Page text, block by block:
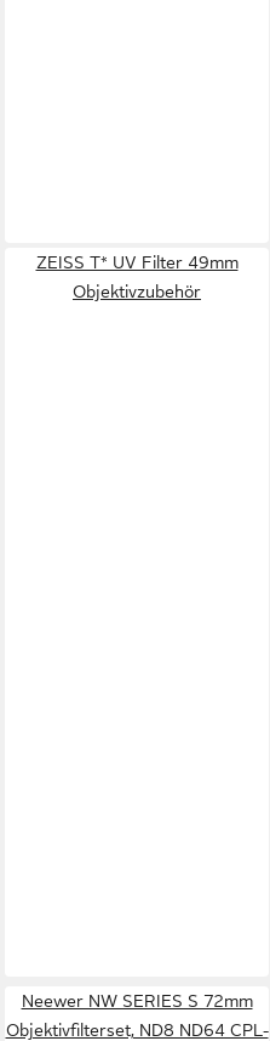
ZEISS T* UV Filter 49mm
Objektivzubehör
Neewer NW SERIES S 72mm
Objektivfilterset, ND8 ND64 CPL-